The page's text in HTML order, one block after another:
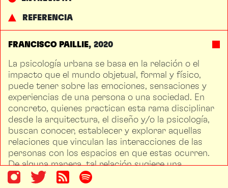
REFERENCIA
FRANCISCO PAILLIE 2020
La psicología urbana se basa en la relación o el
impacto que el mundo objetual, formal y físico,
puede tener sobre las emociones, sensaciones y
experiencias de una persona o una sociedad. En
concreto, quienes practican esta rama disciplinar
desde la arquitectura, el diseño y/o la psicología,
buscan conocer, establecer y explorar aquellas
relaciones que vinculan las interacciones de las
personas con los espacios en que estas ocurren.
De alguna manera, tal relación sugiere una
operación dialéctica: puede el contexto (natural o